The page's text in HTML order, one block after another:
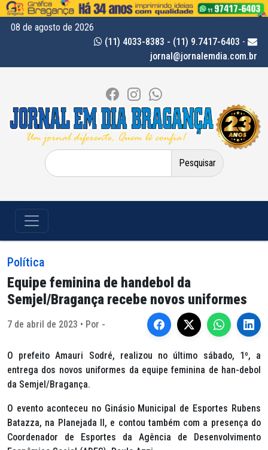
08 de agosto de 2026
(11) 4033-8383 - (11) 9.7417-6403 -
jornal@jornalemdia.com.br
Pesquisar
por:
Política
Equipe feminina de handebol da
Semjel/Bragança recebe novos uniformes
7 de abril de 2023 • Por -
O prefeito Amauri Sodré, realizou no último sábado, 1º, a
entrega dos novos uniformes da equipe feminina de han-debol
da Semjel/Bragança.
O evento aconteceu no Ginásio Municipal de Esportes Rubens
Batazza, na Planejada II, e contou também com a presença do
Coordenador de Esportes da Agência de Desenvolvimento